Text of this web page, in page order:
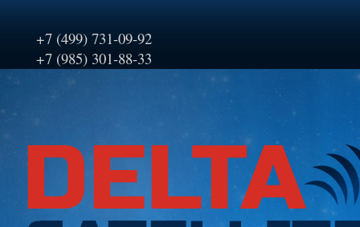
+7 (499) 731-09-92
+7 (985) 301-88-33